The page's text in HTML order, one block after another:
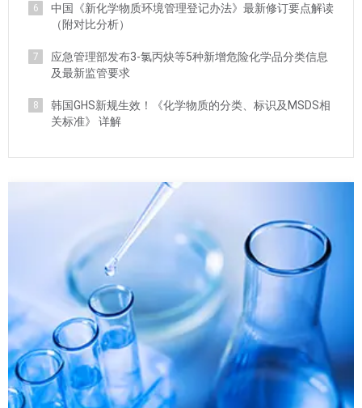
6
中国《新化学物质环境管理登记办法》最新修订要点解读
（附对比分析）
7
应急管理部发布3-氯丙炔等5种新增危险化学品分类信息
及最新监管要求
8
韩国GHS新规生效！《化学物质的分类、标识及MSDS相
关标准》 详解